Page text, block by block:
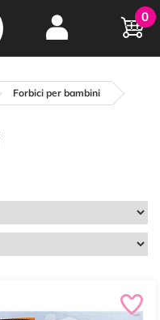
Hobby e
creatività...
oltre 15 anni online
0
Forbici per bambini